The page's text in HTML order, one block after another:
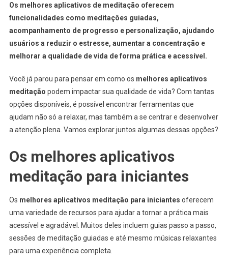
Os melhores aplicativos de meditação oferecem
funcionalidades como meditações guiadas,
acompanhamento de progresso e personalização, ajudando
usuários a reduzir o estresse, aumentar a concentração e
melhorar a qualidade de vida de forma prática e acessível.
Você já parou para pensar em como os melhores aplicativos
meditação podem impactar sua qualidade de vida? Com tantas
opções disponíveis, é possível encontrar ferramentas que
ajudam não só a relaxar, mas também a se centrar e desenvolver
a atenção plena. Vamos explorar juntos algumas dessas opções?
Os melhores aplicativos
meditação para iniciantes
Os melhores aplicativos meditação para iniciantes oferecem
uma variedade de recursos para ajudar a tornar a prática mais
acessível e agradável. Muitos deles incluem guias passo a passo,
sessões de meditação guiadas e até mesmo músicas relaxantes
para uma experiência completa.